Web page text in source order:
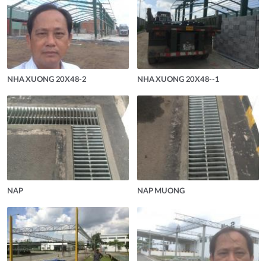
NHA XUONG 20X48-2 NHA XUONG 20X48--1
NAP NAP MUONG